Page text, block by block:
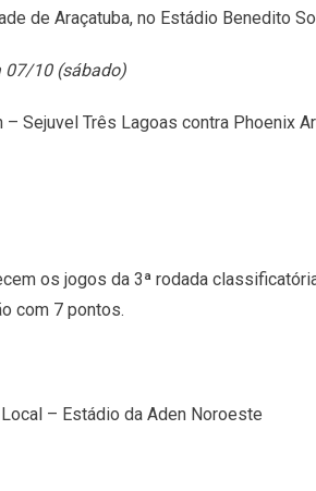
de Araçatuba, no Estádio Benedito
07/10 (sábado)
– Sejuvel Três Lagoas contra Phoenix
os jogos da 3ª rodada
com 7 pontos.
– Estádio da Aden Noroeste